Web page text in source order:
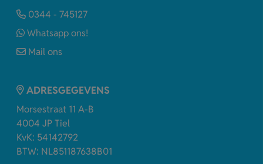
0344 - 745127
Whatsapp ons!
Mail ons
ADRESGEGEVENS
Morsestraat 11 A-B
4004 JP Tiel
KvK: 54142792
BTW: NL851187638B01